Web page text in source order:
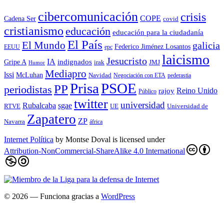
Cadena Ser cibercomunicación COPE covid crisis
cristianismo educación educación para la ciudadaní­a
EEUU El Mundo El País epc Federico Jiménez Losantos galicia
Gripe A Humor IA indignados irak Jesucristo JMJ laicismo
lssi McLuhan Mediapro Navidad Negociación con ETA pederastia
periodistas PPPrisaPSOE Público rajoy Reino Unido
RTVE Rubalcaba sgae twitter UE universidad Universidad de
Navarra Zapatero ZP áfrica
Internet Política by Montse Doval is licensed under
Attribution-NonCommercial-ShareAlike 4.0 International
© 2026 — Funciona gracias a WordPress